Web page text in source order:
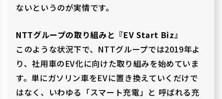
ないというのが実情です。
NTTグループの取り組みと『EV Start Biz』
このような状況下で、NTTグループでは2019年よ
り、社用車のEV化に向けた取り組みを始めていま
す。単にガソリン車をEVに置き換えていくだけで
はなく、いわゆる「スマート充電」と 呼ばれる充